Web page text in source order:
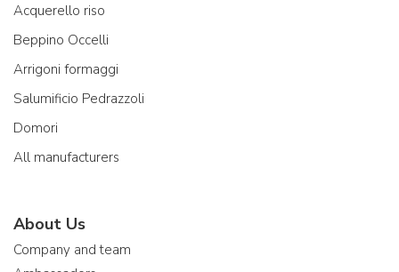
Acquerello riso
Beppino Occelli
Arrigoni formaggi
Salumificio Pedrazzoli
Domori
All manufacturers
About Us
Company and team